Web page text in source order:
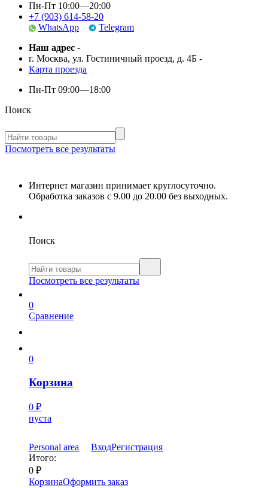
Пн-Пт 10:00—20:00
+7 (903) 614-58-20
WhatsApp
Telegram
Наш адрес -
г. Москва, ул. Гостиничный проезд, д. 4Б -
Карта проезда
Пн-Пт 09:00—18:00
Поиск
Посмотреть все результаты
Интернет магазин принимает круглосуточно.
Обработка заказов с 9.00 до 20.00 без выходных.
Поиск
Посмотреть все результаты
0
Сравнение
0
Корзина
0 ₽
пуста
Personal area ВходРегистрация
Итого:
0 ₽
КорзинаОформить заказ